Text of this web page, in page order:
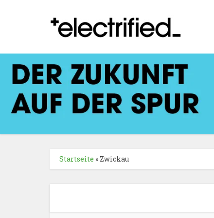
Startseite » Zwickau